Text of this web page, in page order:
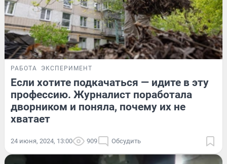
РАБОТА ЭКСПЕРИМЕНТ
Если хотите подкачаться — идите в эту
профессию. Журналист поработала
дворником и поняла, почему их не
хватает
24 июня, 2024, 13:00 909 Обсудить